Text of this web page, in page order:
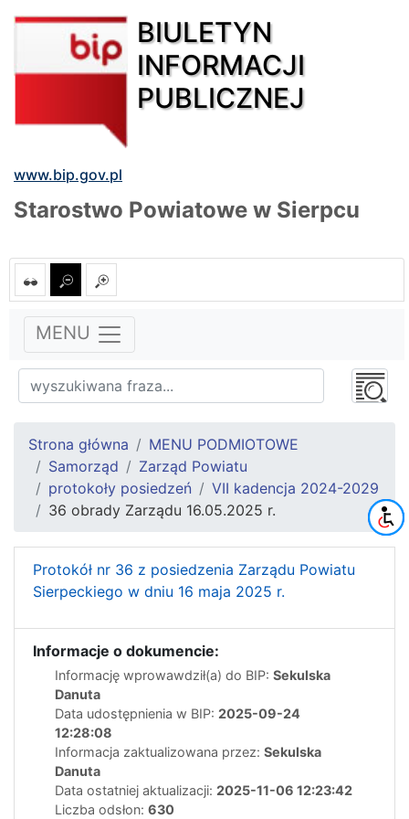
BIULETYN
INFORMACJI
PUBLICZNEJ
www.bip.gov.pl
Starostwo Powiatowe w Sierpcu
MENU
Strona główna
MENU PODMIOTOWE
Samorząd
Zarząd Powiatu
protokoły posiedzeń
VII kadencja 2024-2029
36 obrady Zarządu 16.05.2025 r.
Protokół nr 36 z posiedzenia Zarządu Powiatu
Sierpeckiego w dniu 16 maja 2025 r.
Informacje o dokumencie:
Informację wprowawdził(a) do BIP: Sekulska
Danuta
Data udostępnienia w BIP: 2025-09-24
12:28:08
Informacja zaktualizowana przez: Sekulska
Danuta
Data ostatniej aktualizacji: 2025-11-06 12:23:42
Liczba odsłon: 630